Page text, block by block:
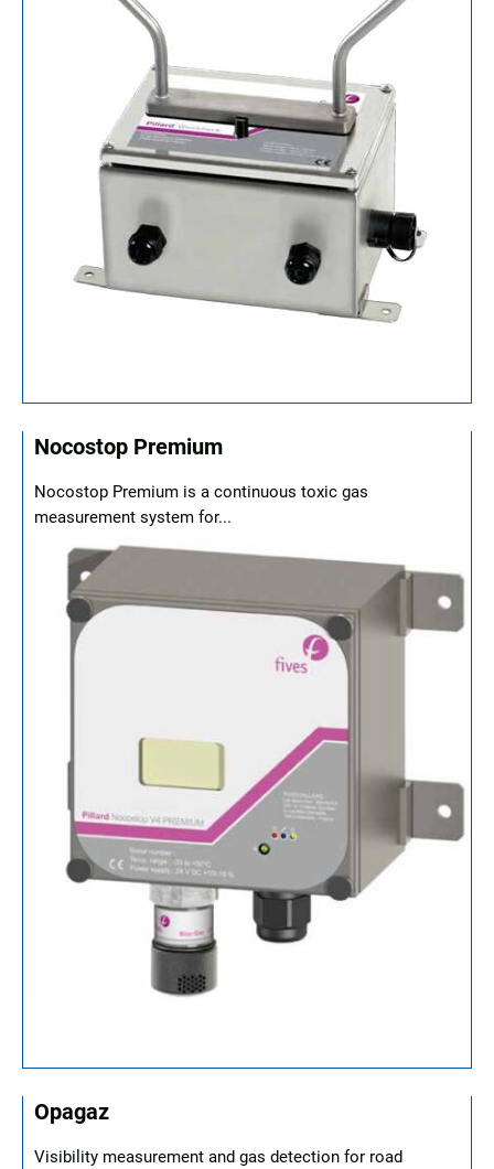
Nocostop Premium
Nocostop Premium is a continuous toxic gas
measurement system for...
Opagaz
Visibility measurement and gas detection for road